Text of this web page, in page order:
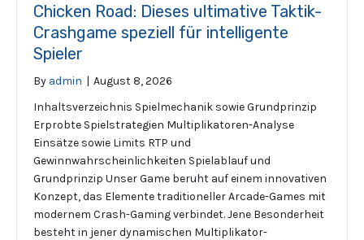
Chicken Road: Dieses ultimative Taktik-
Crashgame speziell für intelligente
Spieler
By admin | August 8, 2026
Inhaltsverzeichnis Spielmechanik sowie Grundprinzip
Erprobte Spielstrategien Multiplikatoren-Analyse
Einsätze sowie Limits RTP und
Gewinnwahrscheinlichkeiten Spielablauf und
Grundprinzip Unser Game beruht auf einem innovativen
Konzept, das Elemente traditioneller Arcade-Games mit
modernem Crash-Gaming verbindet. Jene Besonderheit
besteht in jener dynamischen Multiplikator-